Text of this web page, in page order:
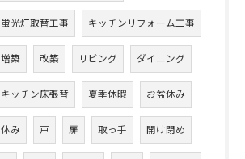
蛍光灯取替工事 キッチンリフォーム工事
増築 改築 リビング ダイニング
キッチン床張替 夏季休暇 お盆休み
休み 戸 扉 取っ手 開け閉め